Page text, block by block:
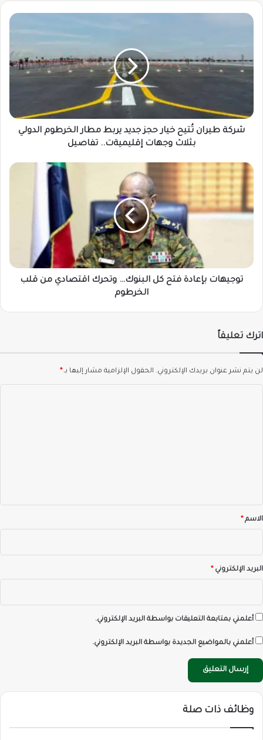
شركة
خيار
حجز
جديد
الخرطوم
الدولي
إقليميةت..
تفاصيل
شركة طيران تُتيح خيار حجز جديد يربط مطار الخرطوم الدولي
بثلاث وجهات إقليميةت.. تفاصيل
توجيهات
بإعادة
فتح
كل
البنوك…
قلب
الخرطوم
توجيهات بإعادة فتح كل البنوك… وتحرك اقتصادي من قلب
الخرطوم
اترك تعليقاً
لن يتم نشر عنوان بريدك الإلكتروني. الحقول الإلزامية مشار إليها بـ*
*الاسم*
البريد الإلكتروني*
أعلمني بمتابعة التعليقات بواسطة البريد الإلكتروني.
أعلمني بالمواضيع الجديدة بواسطة البريد الإلكتروني.
وظائف ذات صلة